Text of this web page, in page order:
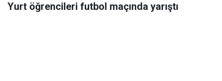
Yurt öğrencileri futbol maçında yarıştı